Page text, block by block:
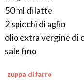
50 ml di latte
2 spicchi di aglio
olio extra vergine di
sale fino
zuppa di farro